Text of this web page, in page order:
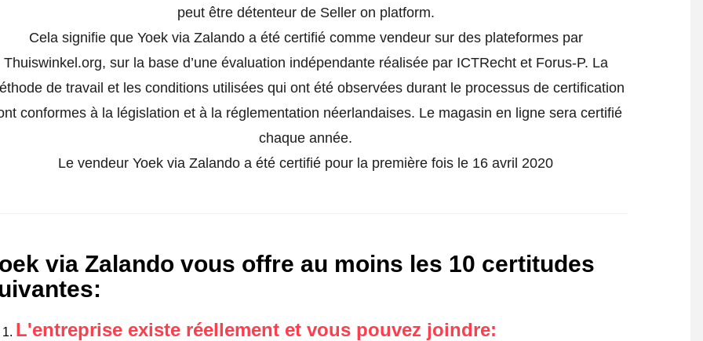
peut être détenteur de Seller on platform.
Cela signifie que Yoek via Zalando a été certifié comme vendeur sur des plateformes par
Thuiswinkel.org, sur la base d’une évaluation indépendante réalisée par ICTRecht et Forus-P. La
de travail et les conditions utilisées qui ont été observées durant le processus de certification
conformes à la législation et à la réglementation néerlandaises. Le magasin en ligne sera certifié
chaque année.
Le vendeur Yoek via Zalando a été certifié pour la première fois le 16 avril 2020
via Zalando vous offre au moins les 10 certitudes
:
L'entreprise existe réellement et vous pouvez joindre: